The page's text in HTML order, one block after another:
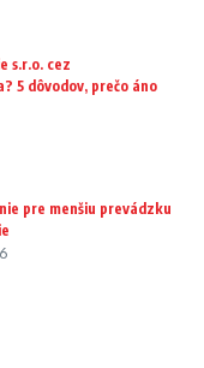
s.r.o. cez
5 dôvodov, prečo áno
pre menšiu prevádzku